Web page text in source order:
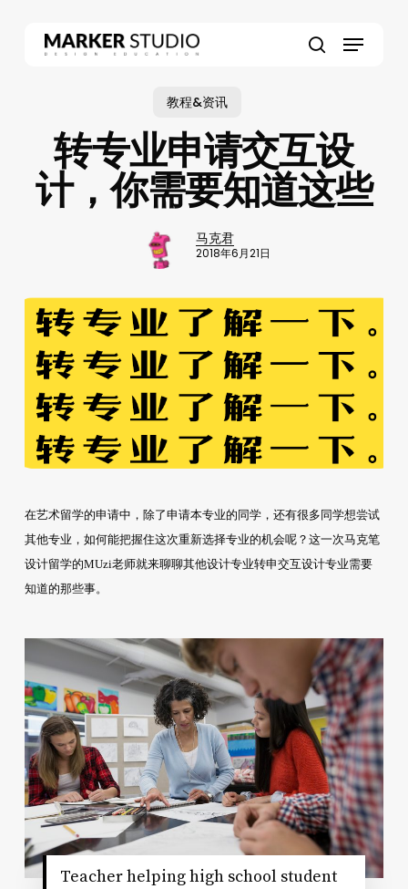
Menu
教程&资讯
转专业申请交互设
计，你需要知道这些
马克君
2018年6月21日
在艺术留学的申请中，除了申请本专业的同学，还有很多同学想尝试
其他专业，如何能把握住这次重新选择专业的机会呢？这一次马克笔
设计留学的MUzi老师就来聊聊其他设计专业转申交互设计专业需要
知道的那些事。
Teacher helping high school student